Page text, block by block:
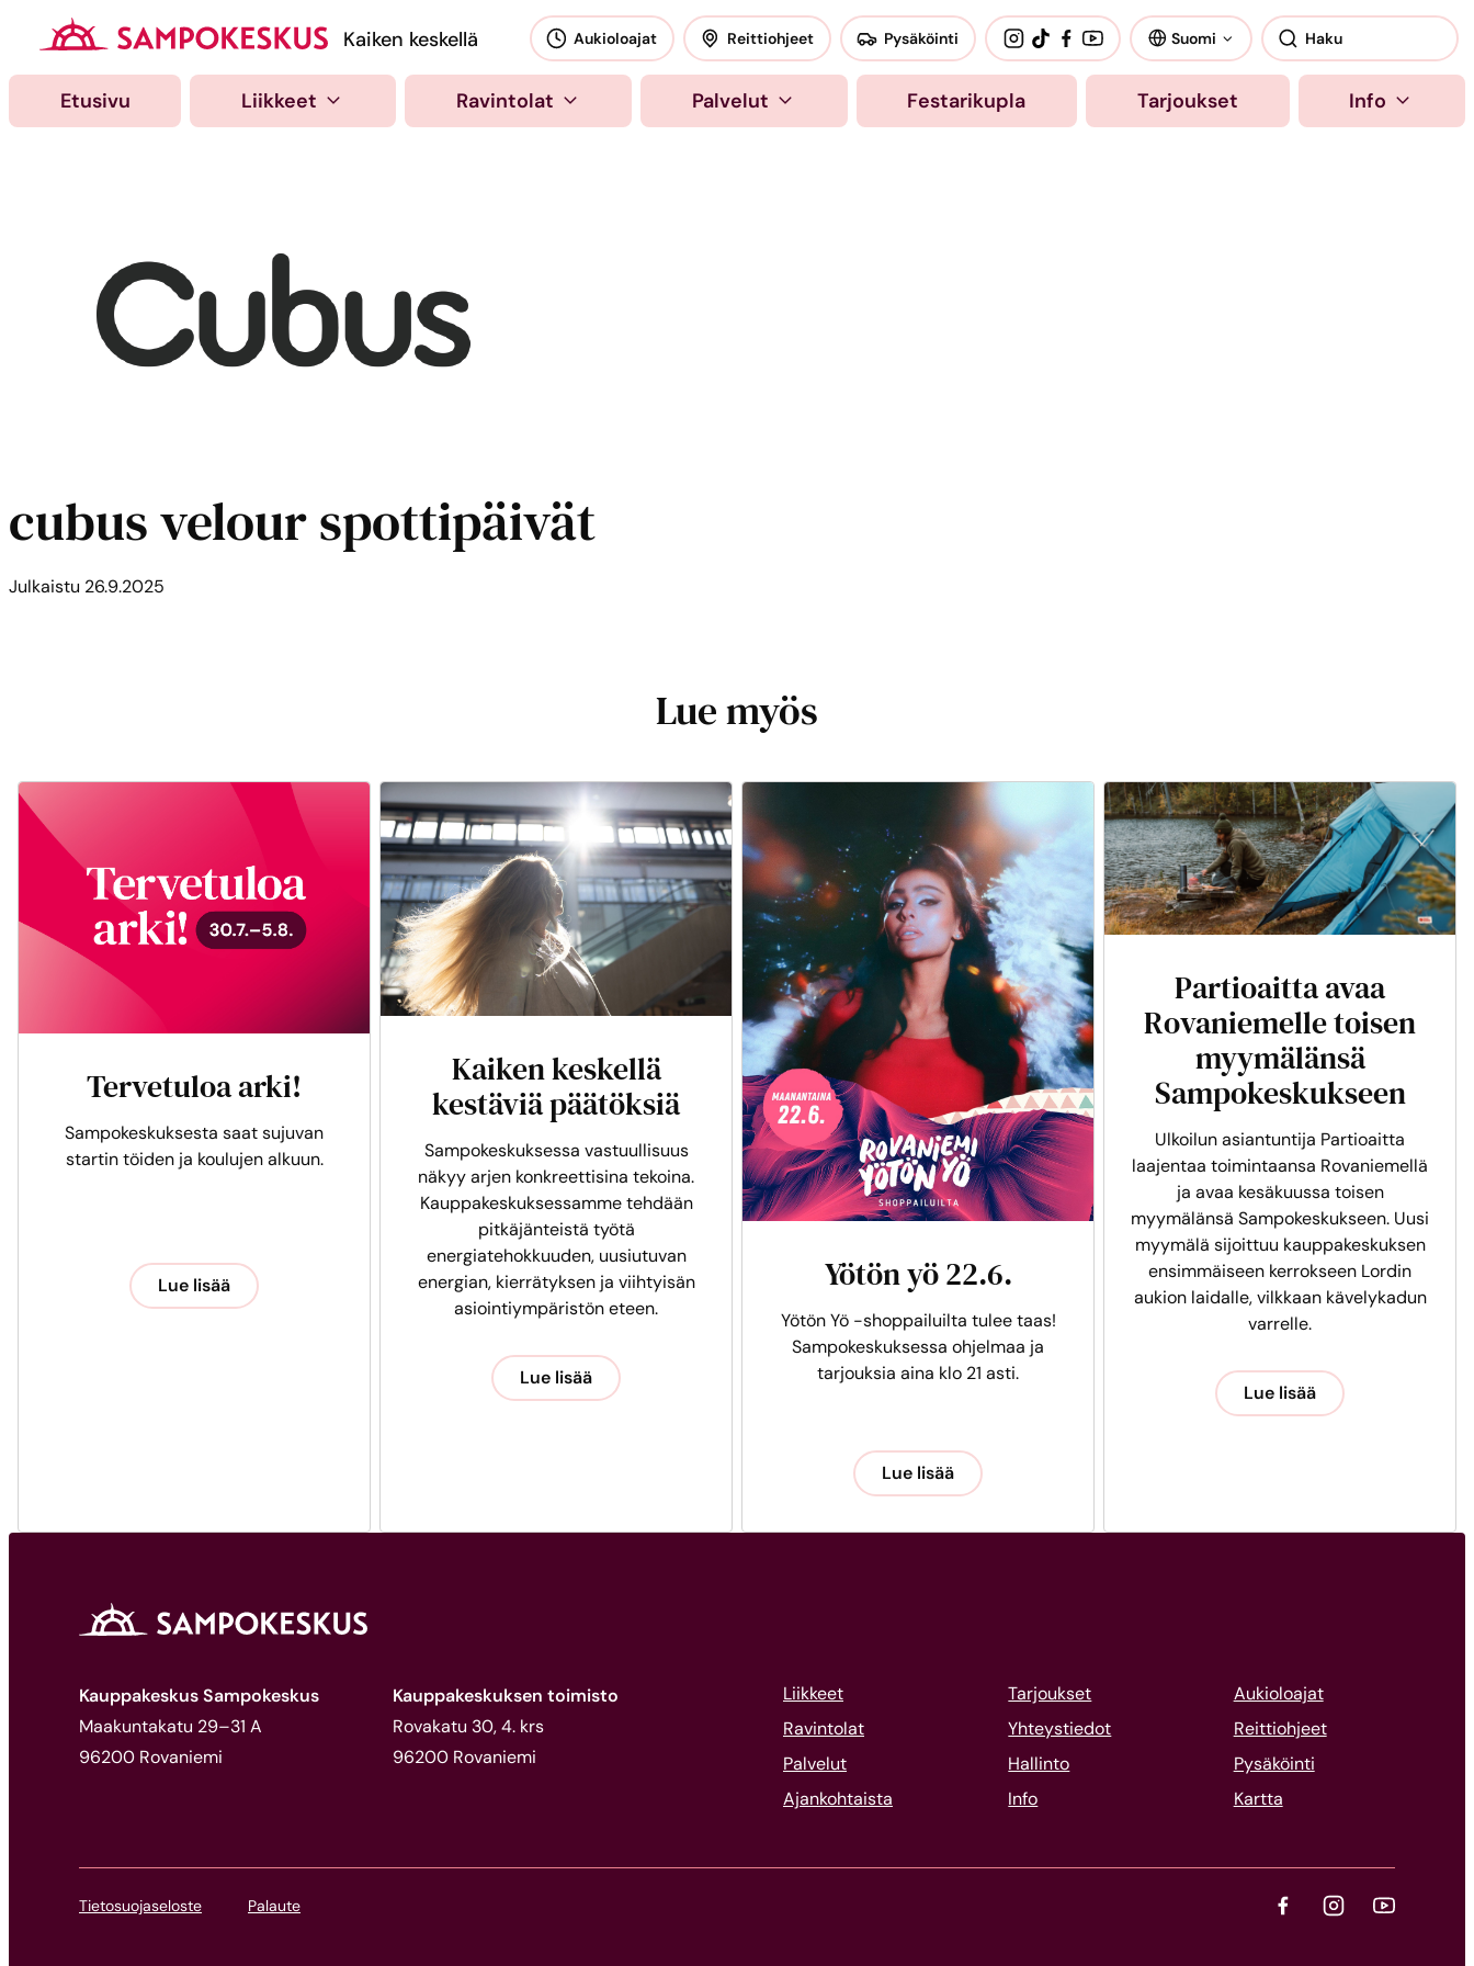
sisältöön
Kauppakeskus Sampokeskus
Kaiken keskellä
Etusivu Liikkeet Ravintolat Palvelut Festarikupla Tarjoukset Info
Aukioloajat Reittiohjeet Pysäköinti Suomi
cubus velour spottipäivät
Julkaistu 26.9.2025
Lue myös
Tervetuloa arki!
Sampokeskuksesta saat sujuvan
startin töiden ja koulujen alkuun.
Lue lisää
Kaiken keskellä
kestäviä päätöksiä
Sampokeskuksessa vastuullisuus
näkyy arjen konkreettisina tekoina.
Kauppakeskuksessamme tehdään
pitkäjänteistä työtä
energiatehokkuuden, uusiutuvan
energian, kierrätyksen ja viihtyisän
asiointiympäristön eteen.
Lue lisää
Yötön yö 22.6.
Yötön Yö -shoppailuilta tulee taas!
Sampokeskuksessa ohjelmaa ja
tarjouksia aina klo 21 asti.
Lue lisää
Partioaitta avaa
Rovaniemelle toisen
myymälänsä
Sampokeskukseen
Ulkoilun asiantuntija Partioaitta
laajentaa toimintaansa Rovaniemellä
ja avaa kesäkuussa toisen
myymälänsä Sampokeskukseen. Uusi
myymälä sijoittuu kauppakeskuksen
ensimmäiseen kerrokseen Lordin
aukion laidalle, vilkkaan kävelykadun
varrelle.
Lue lisää
Kauppakeskus Sampokeskus
Maakuntakatu 29–31 A
96200 Rovaniemi
Kauppakeskuksen toimisto
Rovakatu 30, 4. krs
96200 Rovaniemi
Liikkeet
Ravintolat
Palvelut
Ajankohtaista
Tarjoukset
Yhteystiedot
Hallinto
Info
Aukioloajat
Reittiohjeet
Pysäköinti
Kartta
Tietosuojaseloste Palaute